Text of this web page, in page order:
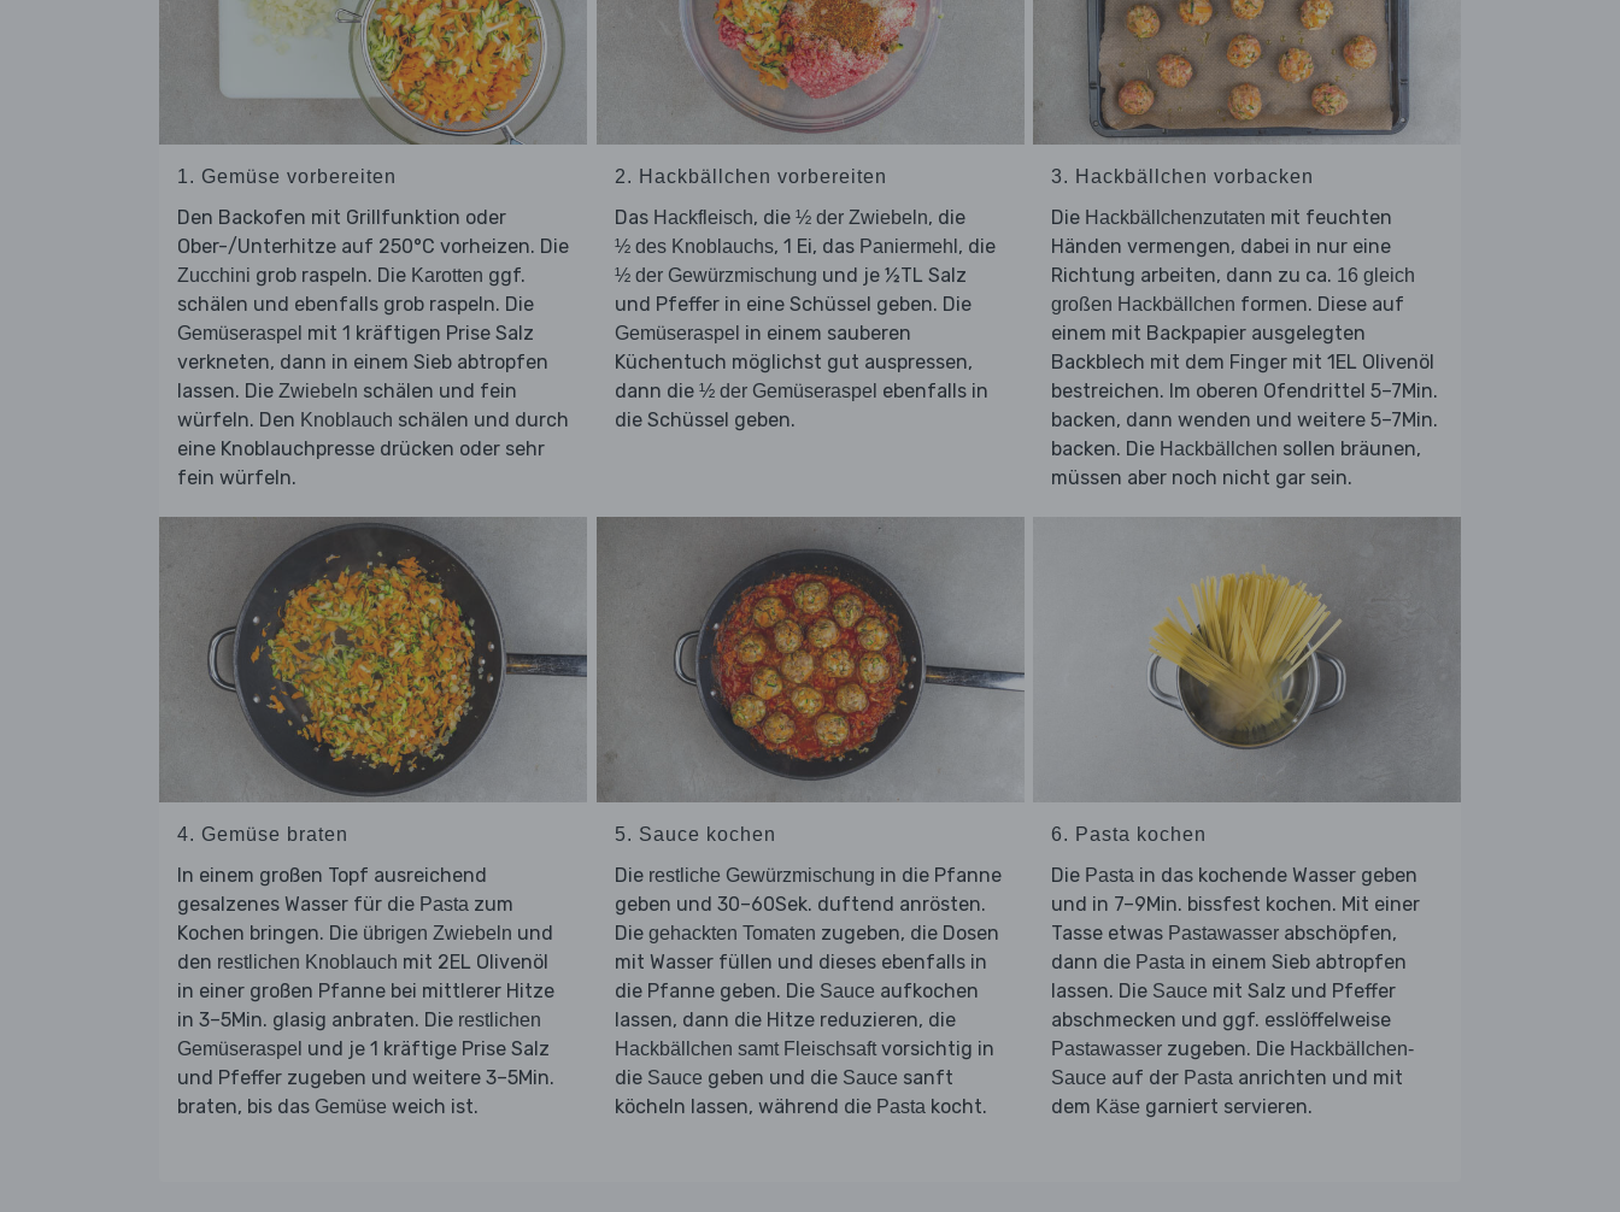
1. Gemüse vorbereiten
Den Backofen mit Grillfunktion oder
Ober-/Unterhitze auf 250°C vorheizen. Die
Zucchini grob raspeln. Die Karotten ggf.
schälen und ebenfalls grob raspeln. Die
Gemüseraspel mit 1 kräftigen Prise Salz
verkneten, dann in einem Sieb abtropfen
lassen. Die Zwiebeln schälen und fein
würfeln. Den Knoblauch schälen und durch
eine Knoblauchpresse drücken oder sehr
fein würfeln.
2. Hackbällchen vorbereiten
Das Hackfleisch, die ½ der Zwiebeln, die
½ des Knoblauchs, 1 Ei, das Paniermehl , die
½ der Gewürzmischung und je ½TL Salz
und Pfeffer in eine Schüssel geben. Die
Gemüseraspel in einem sauberen
Küchentuch möglichst gut auspressen,
dann die ½ der Gemüseraspel ebenfalls in
die Schüssel geben.
3. Hackbällchen vorbacken
Die Hackbällchenzutaten mit feuchten
Händen vermengen, dabei in nur eine
Richtung arbeiten, dann zu ca. 16 gleich
großen Hackbällchen formen. Diese auf
einem mit Backpapier ausgelegten
Backblech mit dem Finger mit 1EL Olivenöl
bestreichen. Im oberen Ofendrittel 5–7Min.
backen, dann wenden und weitere 5–7Min.
backen. Die Hackbällchen sollen bräunen,
müssen aber noch nicht gar sein.
4. Gemüse braten
In einem großen Topf ausreichend
gesalzenes Wasser für die Pasta zum
Kochen bringen. Die übrigen Zwiebeln und
den restlichen Knoblauch mit 2EL Olivenöl
in einer großen Pfanne bei mittlerer Hitze
in 3–5Min. glasig anbraten. Die restlichen
Gemüseraspel und je 1 kräftige Prise Salz
und Pfeffer zugeben und weitere 3–5Min.
braten, bis das Gemüse weich ist.
5. Sauce kochen
Die restliche Gewürzmischung in die Pfanne
geben und 30–60Sek. duftend anrösten.
Die gehackten Tomaten zugeben, die Dosen
mit Wasser füllen und dieses ebenfalls in
die Pfanne geben. Die Sauce aufkochen
lassen, dann die Hitze reduzieren, die
Hackbällchen samt Fleischsaftvorsichtig in
die Sauce geben und die Sauce sanft
köcheln lassen, während die Pasta kocht.
6. Pasta kochen
Die Pasta in das kochende Wasser geben
und in 7–9Min. bissfest kochen. Mit einer
Tasse etwas Pastawasser abschöpfen,
dann die Pasta in einem Sieb abtropfen
lassen. Die Sauce mit Salz und Pfeffer
abschmecken und ggf. esslöffelweise
Pastawasser zugeben. Die Hackbällchen-
Sauce auf der Pasta anrichten und mit
dem Käse garniert servieren.